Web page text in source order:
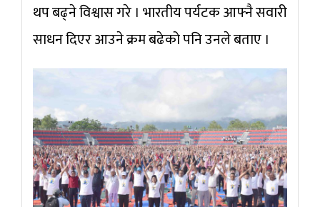
थप बढ्ने विश्वास गरे । भारतीय पर्यटक आफ्नै सवारी
साधन दिएर आउने क्रम बढेको पनि उनले बताए ।